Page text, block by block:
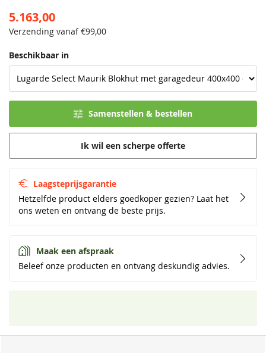
5.163,00
Verzending vanaf €99,00
Beschikbaar in
Laagsteprijsgarantie
Hetzelfde product elders goedkoper gezien? Laat het
ons weten en ontvang de beste prijs.
Maak een afspraak
Beleef onze producten en ontvang deskundig advies.
Samenstellen & bestellen
Ik wil een scherpe offerte